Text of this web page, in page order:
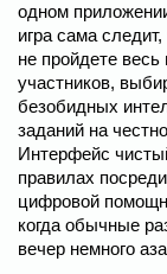
одном
игра сама
не пройдете
участников,
безобидных
заданий на
Интерфейс
правилах
цифровой
когда обычные
вечер немного